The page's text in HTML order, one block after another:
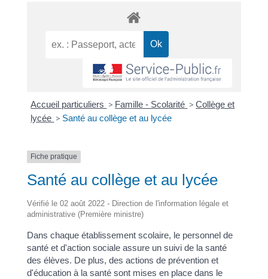
Accueil particuliers > Famille - Scolarité > Collège et
lycée > Santé au collège et au lycée
Fiche pratique
Santé au collège et au lycée
Vérifié le 02 août 2022 - Direction de l'information légale et
administrative (Première ministre)
Dans chaque établissement scolaire, le personnel de
santé et d'action sociale assure un suivi de la santé
des élèves. De plus, des actions de prévention et
d'éducation à la santé sont mises en place dans le